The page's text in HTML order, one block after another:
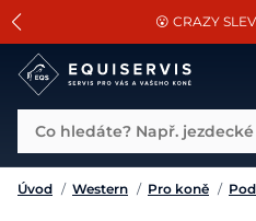
SLEVA 13% na
😮 CRAZY
📐Pasování a doplňky k
Úvod / Western / Pro koně /